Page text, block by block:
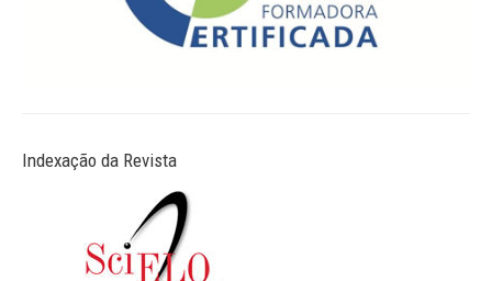
Indexação da Revista